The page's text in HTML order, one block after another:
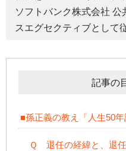
ソフトバンク株式会社
スエグセクティブとして
記事の
■孫正義の教え「人生50年
Ｑ 退任の経緯と、退